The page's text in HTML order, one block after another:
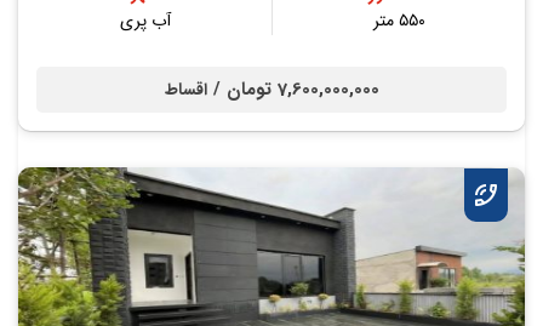
۵۵۰ متر
آب پری
7,600,000,000 تومان / اقساط